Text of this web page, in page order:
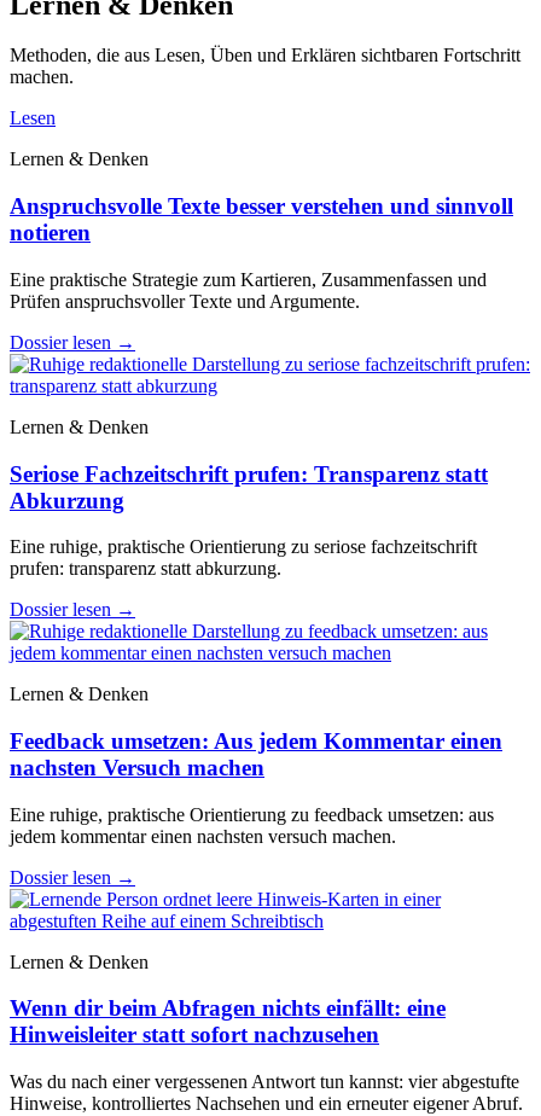
Methoden, die aus Lesen, Üben und Erklären sichtbaren Fortschritt
machen.
Lesen
Lernen & Denken
Anspruchsvolle Texte besser verstehen und sinnvoll
notieren
Eine praktische Strategie zum Kartieren, Zusammenfassen und
Prüfen anspruchsvoller Texte und Argumente.
Dossier lesen →
Lernen & Denken
Seriose Fachzeitschrift prufen: Transparenz statt
Abkurzung
Eine ruhige, praktische Orientierung zu seriose fachzeitschrift
prufen: transparenz statt abkurzung.
Dossier lesen →
Lernen & Denken
Feedback umsetzen: Aus jedem Kommentar einen
nachsten Versuch machen
Eine ruhige, praktische Orientierung zu feedback umsetzen: aus
jedem kommentar einen nachsten versuch machen.
Dossier lesen →
Lernen & Denken
Wenn dir beim Abfragen nichts einfällt: eine
Hinweisleiter statt sofort nachzusehen
Was du nach einer vergessenen Antwort tun kannst: vier abgestufte
Hinweise, kontrolliertes Nachsehen und ein erneuter eigener Abruf.